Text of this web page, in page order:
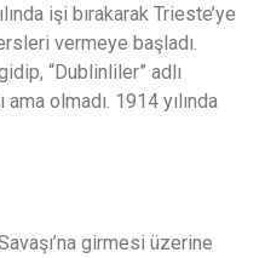
işi bırakarak Trieste’ye
vermeye başladı.
“Dublinliler” adlı
olmadı. 1914 yılında
girmesi üzerine